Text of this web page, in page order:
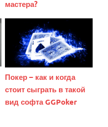
мастера?
Покер – как и когда
стоит сыграть в такой
вид софта GGPoker